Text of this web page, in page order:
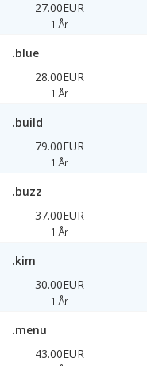
27.00EUR
1 År
.blue
28.00EUR
1 År
.build
79.00EUR
1 År
.buzz
37.00EUR
1 År
.kim
30.00EUR
1 År
.menu
43.00EUR